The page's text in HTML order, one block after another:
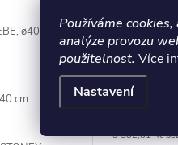
Používáme
analýze provozu
použitelnost. Více
Nastavení
ø40
cm
Ø
Závěsné
3 582,81 Kč